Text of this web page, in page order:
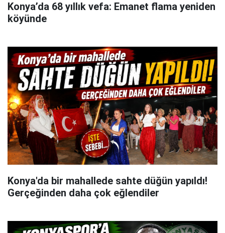
Konya’da 68 yıllık vefa: Emanet flama yeniden
köyünde
Konya'da bir mahallede sahte düğün yapıldı!
Gerçeğinden daha çok eğlendiler